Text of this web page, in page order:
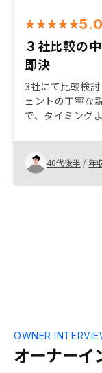
5.0
３社比較の
即決
3社にて比較検
ェントの丁寧な
で、タイミング
だき、即決で
た。また、契約
プランでも入居
容が魅力で、空
われていること
貴社だからこ
40代後半 / 年
オーナーイ
OWNER